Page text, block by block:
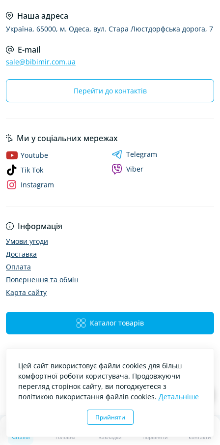
Каталог Головна Закладки
0
Порівняти Контакти
Наша адреса
Україна, 65000, м. Одеса, вул. Стара Люстдорфська дорога, 7
E-mail
sale@bibimir.com.ua
Перейти до контактів
Інформація
Умови угоди
Доставка
Оплата
Повернення та обмін
Карта сайту
Каталог товарів
Ми у соціальних мережах
Youtube
Tik Tok
Instagram
Telegram
Viber
Bibimir — автотовари та аксесуари © 2026
Цей сайт використовує файли cookies для більш
комфортної роботи користувача. Продовжуючи
перегляд сторінок сайту, ви погоджуєтеся з
політикою використання файлів cookies. Детальніше
Прийняти